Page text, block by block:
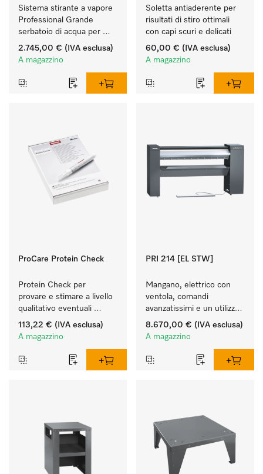
Sistema stirante a vapore
Professional Grande
serbatoio di acqua per
stirare a lungo e ottenere
2.745,00 € (IVA esclusa)
A magazzino
Soletta antiaderente per
risultati di stiro ottimali
con capi scuri e delicati
60,00 € (IVA esclusa)
A magazzino
ProCare Protein Check
Protein Check per
provare e stimare a livello
qualitativo eventuali
residui proteici.
113,22 € (IVA esclusa)
A magazzino
PRI 214 [EL STW]
Mangano, elettrico con
ventola, comandi
avanzatissimi e un utilizzo
flessibile.
8.670,00 € (IVA esclusa)
A magazzino